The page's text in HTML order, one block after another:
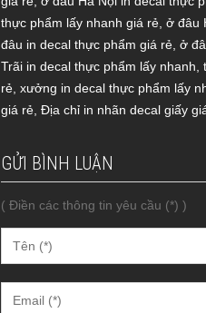
thực phẩm lấy nhanh giá rẻ ở đâu
đâu in decal thực phẩm giá rẻ ở
Trãi in decal thực phẩm lấy nhanh
rẻ xưởng in decal thực phẩm lấy
giá rẻ Địa chỉ in nhãn decal giấy
GỬI BÌNH LUẬN
( Điền các thông tin yêu cầu (*) )